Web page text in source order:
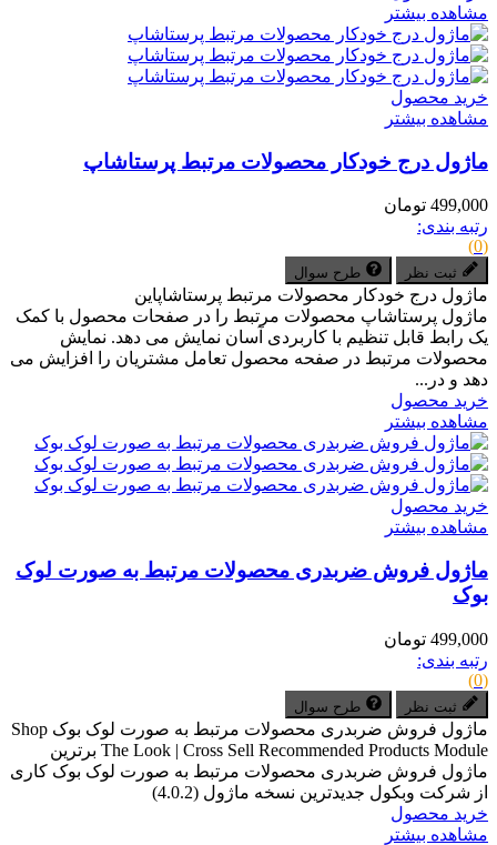
مشاهده بیشتر
خرید محصول
مشاهده بیشتر
ماژول درج خودکار محصولات مرتبط پرستاشاپ
499,000 تومان
رتبه بندی:
(0)
ثبت نظر طرح سوال
ماژول درج خودکار محصولات مرتبط پرستاشاپاین
ماژول پرستاشاپ محصولات مرتبط را در صفحات محصول با کمک
یک رابط قابل تنظیم با کاربردی آسان نمایش می دهد. نمایش
محصولات مرتبط در صفحه محصول تعامل مشتریان را افزایش می
دهد و در...
خرید محصول
مشاهده بیشتر
خرید محصول
مشاهده بیشتر
ماژول فروش ضربدری محصولات مرتبط به صورت لوک
بوک
499,000 تومان
رتبه بندی:
(0)
ثبت نظر طرح سوال
ماژول فروش ضربدری محصولات مرتبط به صورت لوک بوک Shop
The Look | Cross Sell Recommended Products Module برترین
ماژول فروش ضربدری محصولات مرتبط به صورت لوک بوک کاری
از شرکت وبکول جدیدترین نسخه ماژول (4.0.2)
خرید محصول
مشاهده بیشتر